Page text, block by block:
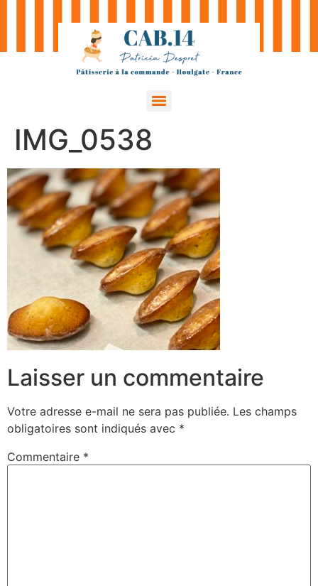
IMG_0538
Laisser un commentaire
Votre adresse e-mail ne sera pas publiée. Les champs
obligatoires sont indiqués avec *
Commentaire *